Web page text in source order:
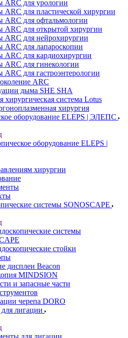
ARC для урологии
ARC для пластической хирургии
ARC для офтальмологии
ARC для открытой хирургии
ARC для нейрохирургии
ARC для лапароскопии
ARC для кардиохирургии
ARC для гинекологии
ARC для гастроэнтерологии
ARC
дыма SHE SHA
хирургическая система Lotus
хирургия
оборудование ELEPS | ЭЛЕПС
оборудование ELEPS |
хирургии
системы SONOSCAPE
системы
стойки
дисплеи Beacon
MINDSION
и запасные части
черепа DORO
лигации
для лигации